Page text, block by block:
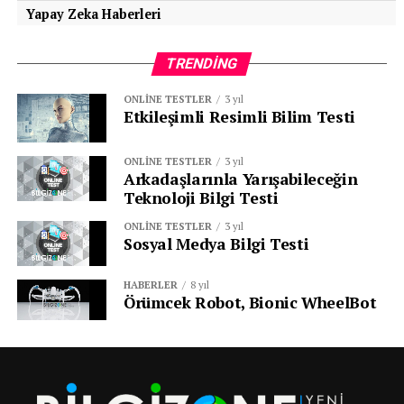
Yapay Zeka Haberleri
TRENDING
ONLINE TESTLER 3 yıl
Etkileşimli Resimli Bilim Testi
ONLINE TESTLER 3 yıl
Arkadaşlarınla Yarışabileceğin
Teknoloji Bilgi Testi
ONLINE TESTLER 3 yıl
Sosyal Medya Bilgi Testi
HABERLER 8 yıl
Örümcek Robot, Bionic WheelBot